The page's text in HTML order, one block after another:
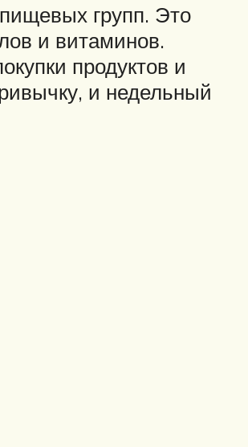
групп. Это
и витаминов.
продуктов и
и недельный